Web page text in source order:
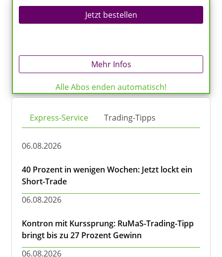
Jetzt bestellen
Mehr Infos
Alle Abos enden automatisch!
Express-Service Trading-Tipps
06.08.2026
40 Prozent in wenigen Wochen: Jetzt lockt ein
Short-Trade
06.08.2026
Kontron mit Kurssprung: RuMaS-Trading-Tipp
bringt bis zu 27 Prozent Gewinn
06.08.2026